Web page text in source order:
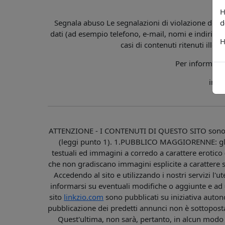
Segnala abuso Le segnalazioni di violazione
dati (ad esempio telefono, e-mail, nomi e indirizzi)
casi di contenuti ritenuti
Per
ATTENZIONE - I CONTENUTI DI QUESTO SITO
(leggi punto 1). 1.PUBBLICO
testuali ed immagini a corredo a carattere
che non gradiscano immagini esplicite a carattere
Accedendo al sito e utilizzando i nostri servizi
informarsi su eventuali modifiche o aggiunte e
sito linkzio.com sono pubblicati su iniziativa
pubblicazione dei predetti annunci non è
Quest'ultima, non sarà, pertanto, in alcun